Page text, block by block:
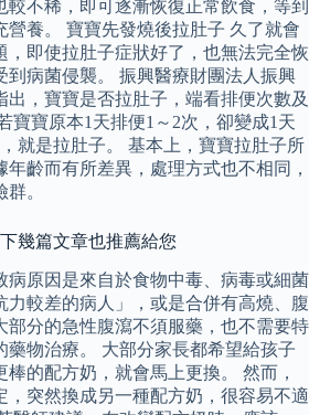
較不稀，即可逐漸恢復正常飲食，等到
營養。 寶寶先發燒後拉肚子 久了就會
，即使拉肚子症狀好了，也無法完全恢
到病菌侵襲。 振興醫療財團法人振興
出，寶寶是否拉肚子，端看排便次數及
寶寶原本1天排便1～2次，卻變成1天
就是拉肚子。 基本上，寶寶拉肚子所
齡而有所差異，處理方式也不相同，
。
幾篇文章也推薦給您
病原因是來自於食物中毒、病毒或細菌
力較差的病人」，或是合併有高燒、腹
部分的急性腹瀉不須服藥，也不需要特
藥物治療。 大部分家長都希望給孩子
的配方奶，就會馬上更換。 然而，
，突然換成另一種配方奶，很容易不適